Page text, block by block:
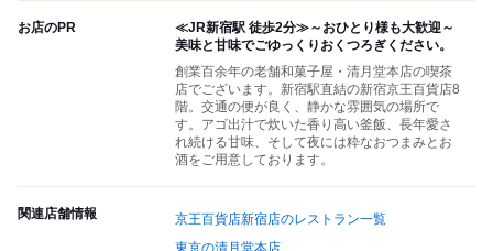
お店のPR
≪JR新宿駅 徒歩2分≫～おひとり様も大歓迎～
美味と甘味でごゆっくりおくつろぎください。
創業百余年の老舗和菓子屋・清月堂本店の喫茶
店でございます。新宿駅直結の新宿京王百貨店8
階。交通の便が良く、静かな雰囲気の場所で
す。アゴ出汁で炊いた香り高い釜飯、長年愛さ
れ続ける甘味、そして夜には粋なおつまみとお
酒をご用意しております。
関連店舗情報
京王百貨店新宿店のレストラン一覧
東京の清月堂本店